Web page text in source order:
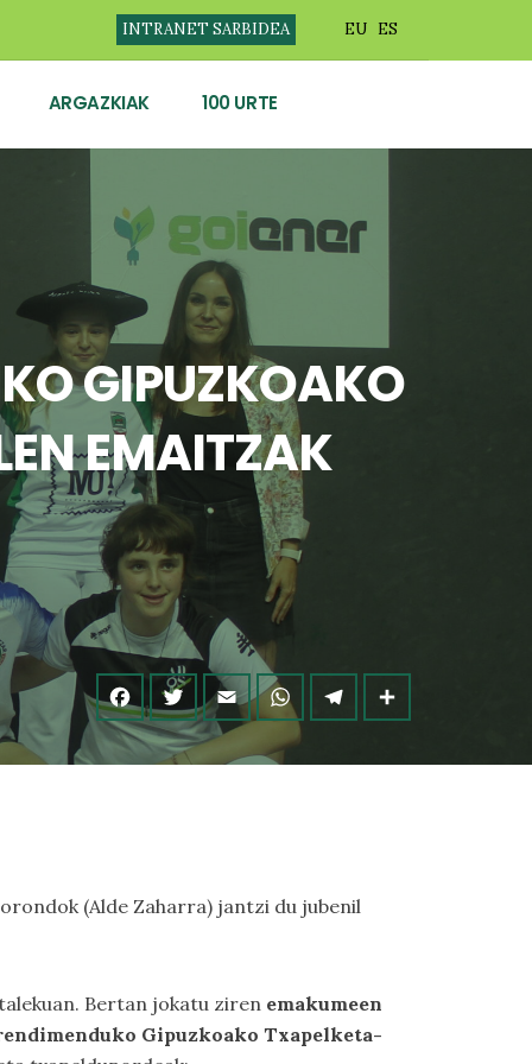
INTRANET SARBIDEA EU ES
ARGAZKIAK 100 URTE
GIPUZKOAKO
EMAITZAK
(Alde Zaharra) jantzi du jubenil
Bertan jokatu ziren emakumeen
Gipuzkoako Txapelketa-